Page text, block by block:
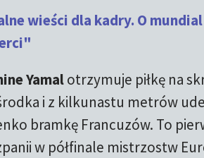
wieści dla kadry. O
Yamalotrzymuje piłkę na
i z kilkunastu metrów
bramkę Francuzów. To
w półfinale mistrzostw